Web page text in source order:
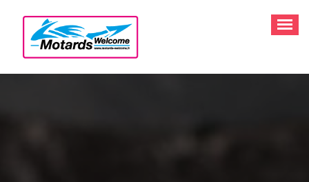
contenu